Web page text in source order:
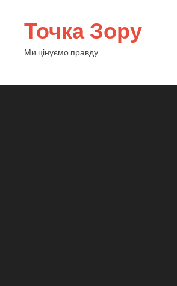
Точка Зору
Ми цінуємо правду